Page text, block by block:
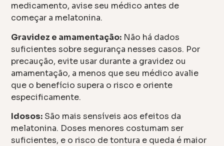
medicamento, avise seu médico antes de
começar a melatonina.
Gravidez e amamentação: Não há dados
suficientes sobre segurança nesses casos. Por
precaução, evite usar durante a gravidez ou
amamentação, a menos que seu médico avalie
que o benefício supera o risco e oriente
especificamente.
Idosos: São mais sensíveis aos efeitos da
melatonina. Doses menores costumam ser
suficientes, e o risco de tontura e queda é maior